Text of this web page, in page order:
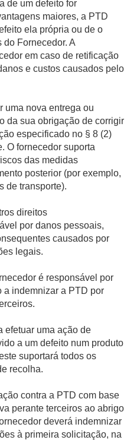
de um defeito for
maiores, a PTD
ela própria ou de o
do Fornecedor. A
em caso de retificação
e custos causados pelo
uma nova entrega ou
da sua obrigação de corrigir
especificado no § 8 (2)
O fornecedor suporta
das medidas
posterior (por exemplo,
de transporte).
direitos
por danos pessoais,
causados por
legais.
é responsável por
a indemnizar a PTD por
efetuar uma ação de
a um defeito num produto
suportará todos os
recolha.
contra a PTD com base
perante terceiros ao abrigo
deverá indemnizar
à primeira solicitação, na